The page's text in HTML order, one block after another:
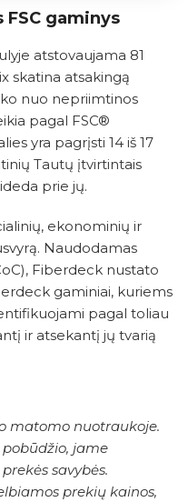
gaminys
atstovaujama 81
skatina atsakingą
nuo nepriimtinos
pagal FSC®
yra pagrįsti 14 iš 17
Tautų įtvirtintais
prie jų.
ekonominių ir
Naudodamas
Fiberdeck nustato
gaminiai, kuriems
pagal toliau
ir atsekantį jų tvarią
matomo nuotraukoje.
jame
savybės.
prekių kainos,